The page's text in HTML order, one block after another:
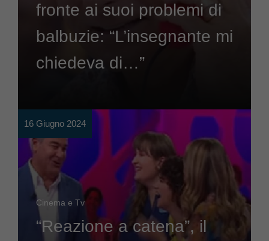
fronte ai suoi problemi di
balbuzie: “L’insegnante mi
chiedeva di…”
16 Giugno 2024
Cinema e Tv
“Reazione a catena”, il